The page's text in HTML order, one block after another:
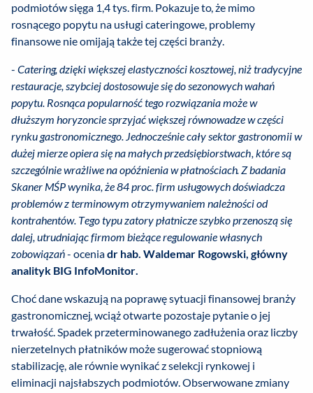
podmiotów sięga 1,4 tys. firm. Pokazuje to, że mimo
rosnącego popytu na usługi cateringowe, problemy
finansowe nie omijają także tej części branży.
- Catering, dzięki większej elastyczności kosztowej, niż tradycyjne
restauracje, szybciej dostosowuje się do sezonowych wahań
popytu. Rosnąca popularność tego rozwiązania może w
dłuższym horyzoncie sprzyjać większej równowadze w części
rynku gastronomicznego. Jednocześnie cały sektor gastronomii w
dużej mierze opiera się na małych przedsiębiorstwach, które są
szczególnie wrażliwe na opóźnienia w płatnościach. Z badania
Skaner MŚP wynika, że 84 proc. firm usługowych doświadcza
problemów z terminowym otrzymywaniem należności od
kontrahentów. Tego typu zatory płatnicze szybko przenoszą się
dalej, utrudniając firmom bieżące regulowanie własnych
zobowiązań- oceniadr hab. Waldemar Rogowski, główny
analityk BIG InfoMonitor.
Choć dane wskazują na poprawę sytuacji finansowej branży
gastronomicznej, wciąż otwarte pozostaje pytanie o jej
trwałość. Spadek przeterminowanego zadłużenia oraz liczby
nierzetelnych płatników może sugerować stopniową
stabilizację, ale równie wynikać z selekcji rynkowej i
eliminacji najsłabszych podmiotów. Obserwowane zmiany